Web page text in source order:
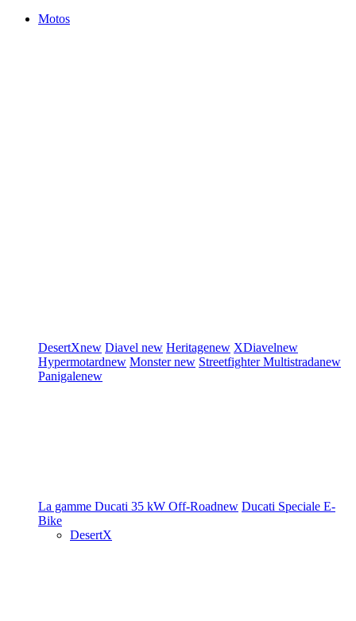
Motos
DesertXnew Diavel new Heritagenew XDiavelnew
Hypermotardnew Monsternew StreetfighterMultistradanew
Panigalenew
La gamme Ducati 35 kW Off-Roadnew Ducati Speciale E-
Bike
DesertX